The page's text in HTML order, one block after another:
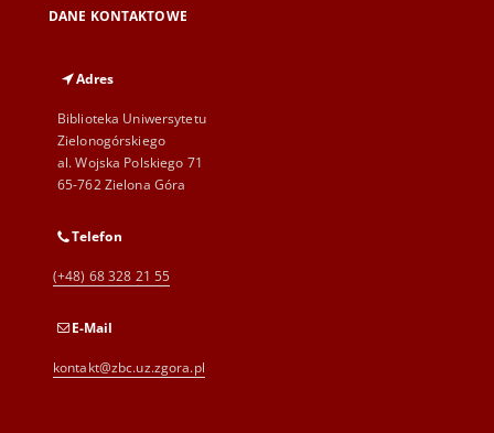
DANE KONTAKTOWE
Adres
Biblioteka Uniwersytetu
Zielonogórskiego
al. Wojska Polskiego 71
65-762 Zielona Góra
Telefon
(+48) 68 328 21 55
E-Mail
kontakt@zbc.uz.zgora.pl